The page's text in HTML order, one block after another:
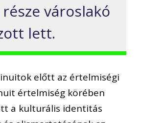
városlakó
lett.
előtt az értelmiségi
értelmiség körében
a kulturális identitás